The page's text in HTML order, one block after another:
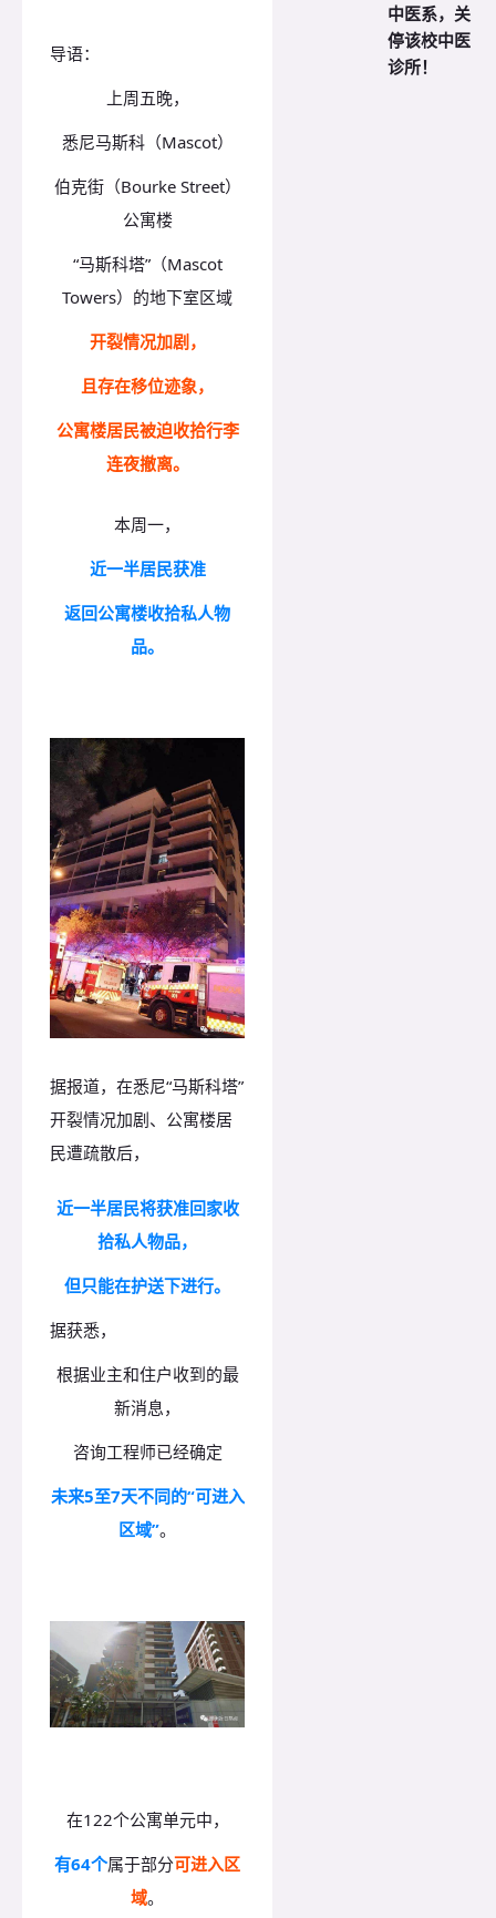
导语：
上周五晚，
悉尼马斯科（Mascot）
伯克街（Bourke Street）
公寓楼
“马斯科塔”（Mascot
Towers）的地下室区域
开裂情况加剧，
且存在移位迹象，
公寓楼居民被迫收拾行李
连夜撤离。
本周一，
近一半居民获准
返回公寓楼收拾私人物
品。
据报道，在悉尼“马斯科塔”
开裂情况加剧、公寓楼居
民遭疏散后，
近一半居民将获准回家收
拾私人物品，
但只能在护送下进行。
据获悉，
根据业主和住户收到的最
新消息，
咨询工程师已经确定
未来5至7天不同的“可进入
区域”。
在122个公寓单元中，
有64个属于部分可进入区
域。
中医系，关
停该校中医
诊所！